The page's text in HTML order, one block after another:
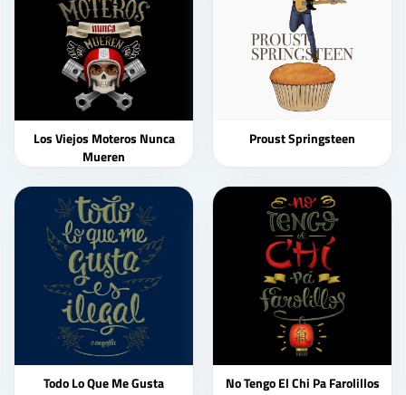
Los Viejos Moteros Nunca
Mueren
Proust Springsteen
Todo Lo Que Me Gusta No Tengo El Chi Pa Farolillos